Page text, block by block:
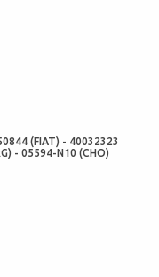
(FIAT) - 40032323
- 05594-N10 (CHO)